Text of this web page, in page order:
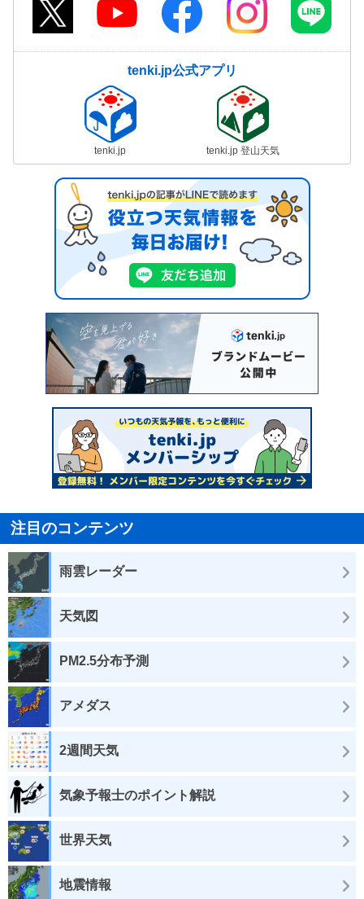
tenki.jp公式アプリ
tenki.jp tenki.jp 登山天気
注目のコンテンツ
雨雲レーダー
天気図
PM2.5分布予測
アメダス
2週間天気
気象予報士のポイント解説
世界天気
地震情報